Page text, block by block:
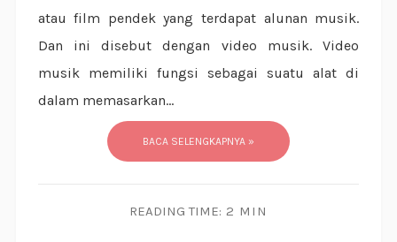
atau film pendek yang terdapat alunan musik.
Dan ini disebut dengan video musik. Video
musik memiliki fungsi sebagai suatu alat di
dalam memasarkan...
BACA SELENGKAPNYA »
READING TIME: 2 MIN